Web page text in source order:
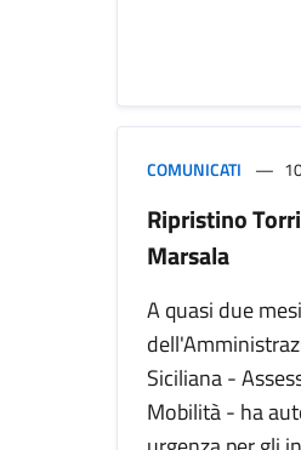
COMUNICATI
Ripristino
Marsala
A quasi due
Siciliana -
Mobilità - ha